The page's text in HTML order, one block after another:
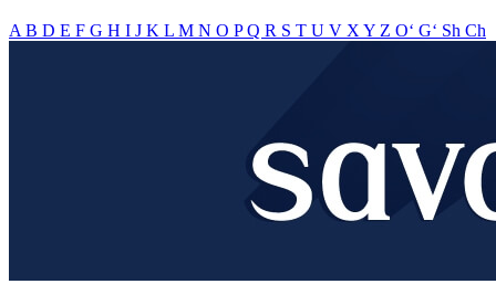
A B D E F G H I J K L M N O PQ R S T U V X Y Z O‘ G‘ Sh Ch